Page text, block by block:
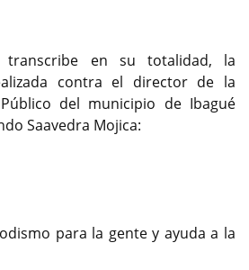
transcribe en su totalidad, la
contra el director de la
del municipio de Ibagué
Saavedra Mojica:
para la gente y ayuda a la